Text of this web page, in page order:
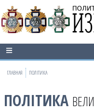
ГЛАВНАЯ ПОЛІТИКА
ПОЛІТИКА